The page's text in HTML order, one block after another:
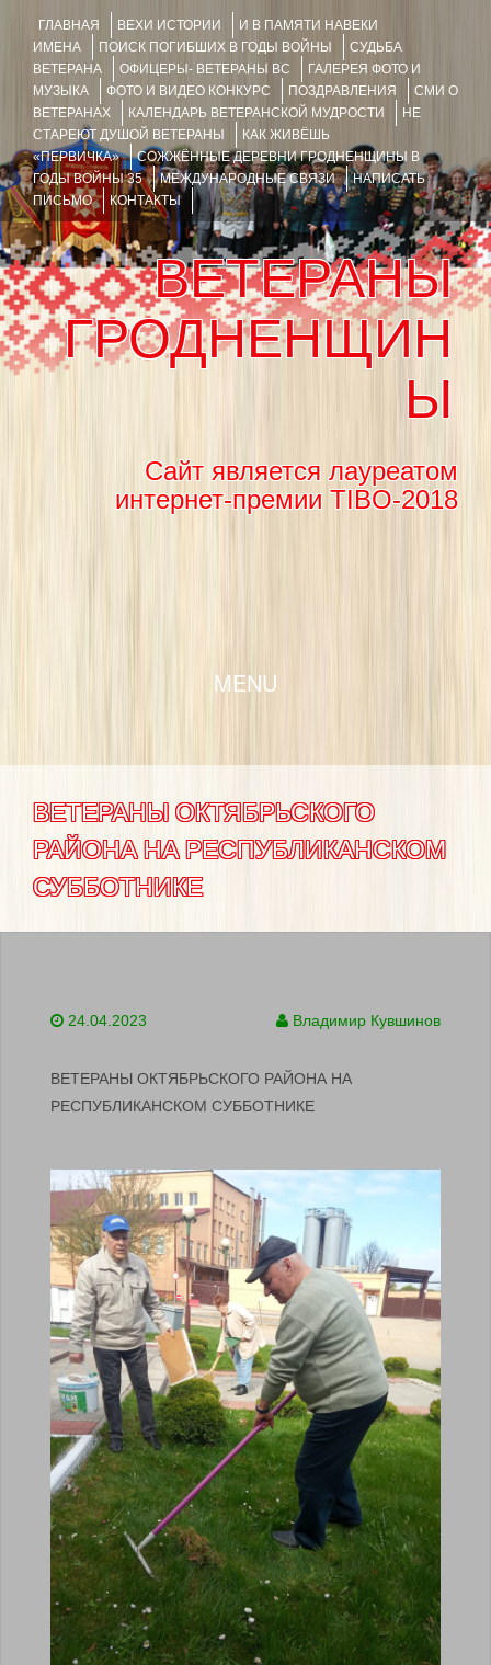
ГЛАВНАЯ ВЕХИ ИСТОРИИ
И В ПАМЯТИ НАВЕКИ
ИМЕНА
ПОИСК ПОГИБШИХ В ГОДЫ ВОЙНЫ
СУДЬБА
ВЕТЕРАНА
ОФИЦЕРЫ- ВЕТЕРАНЫ ВС
ГАЛЕРЕЯ ФОТО И
МУЗЫКА
ФОТО И ВИДЕО КОНКУРС ПОЗДРАВЛЕНИЯ
СМИ О
ВЕТЕРАНАХ
КАЛЕНДАРЬ ВЕТЕРАНСКОЙ МУДРОСТИ
НЕ
СТАРЕЮТ ДУШОЙ ВЕТЕРАНЫ
КАК ЖИВЁШЬ
«ПЕРВИЧКА»
СОЖЖЁННЫЕ ДЕРЕВНИ ГРОДНЕНЩИНЫ В
ГОДЫ ВОЙНЫ 35
МЕЖДУНАРОДНЫЕ СВЯЗИ
НАПИСАТЬ
ПИСЬМО
КОНТАКТЫ
ВЕТЕРАНЫ
ГРОДНЕНЩИН
Ы
Сайт является лауреатом
интернет-премии TIBO-2018
MENU
ВЕТЕРАНЫ ОКТЯБРЬСКОГО
РАЙОНА НА РЕСПУБЛИКАНСКОМ
СУББОТНИКЕ
24.04.2023 Владимир Кувшинов
ВЕТЕРАНЫ ОКТЯБРЬСКОГО РАЙОНА НА
РЕСПУБЛИКАНСКОМ СУББОТНИКЕ